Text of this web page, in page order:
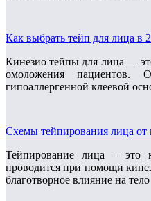
Как выбрать тейп для лица в
Кинезио тейпы для лица —
омоложения пациентов.
гипоаллергенной клеевой
Схемы тейпирования лица
Тейпирование лица – это
проводится при помощи
благотворное влияние на тело